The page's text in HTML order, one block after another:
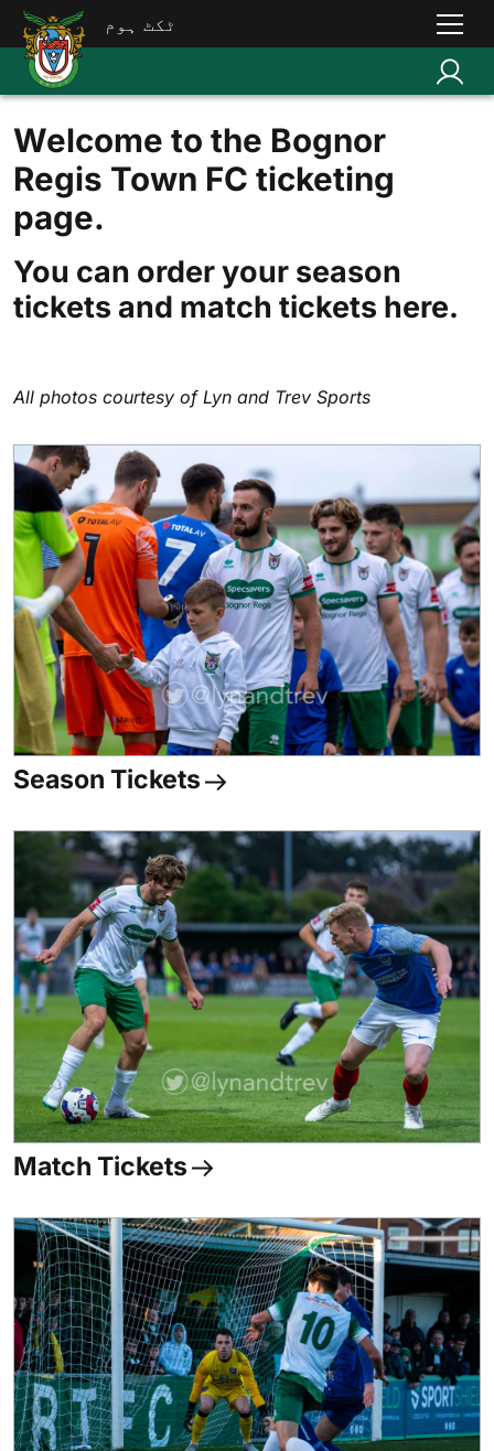
ٹکٹ ہوم
Welcome to the Bognor
Regis Town FC ticketing
page.
You can order your season
tickets and match tickets here.
All photos courtesy of Lyn and Trev Sports
Season Tickets
Match Tickets